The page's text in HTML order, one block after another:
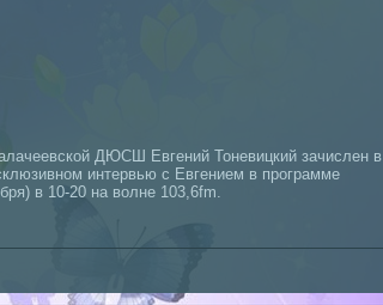
ДЮСШ Евгений Тоневицкий зачислен в
интервью с Евгением в программе
в 10-20 на волне 103,6fm.